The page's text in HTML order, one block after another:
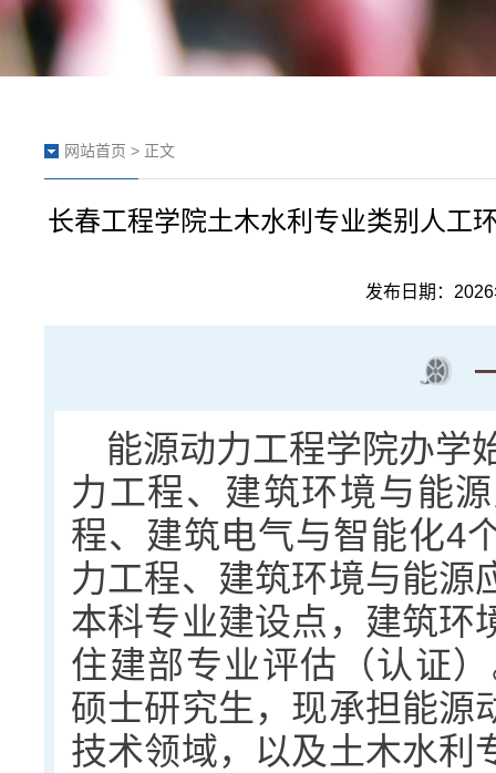
网站首页 > 正文
长春工程学院土木水利专业类别人工
发布日期：
能源动力工程学院办学
力工程、建筑环境与能
程、建筑电气与智能化4
力工程、建筑环境与能源
本科专业建设点，建筑环
住建部专业评估（认证
硕士研究生，现承担能源
技术领域，以及土木水利